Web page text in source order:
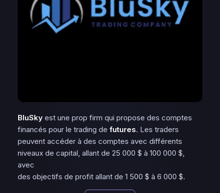
BluSky est une prop firm qui propose des comptes
financés pour le trading de futures. Les traders
peuvent accéder à des comptes avec différents
niveaux de capital, allant de 25 000 $ à 100 000 $,
avec
des objectifs de profit allant de 1 500 $ à 6 000 $.